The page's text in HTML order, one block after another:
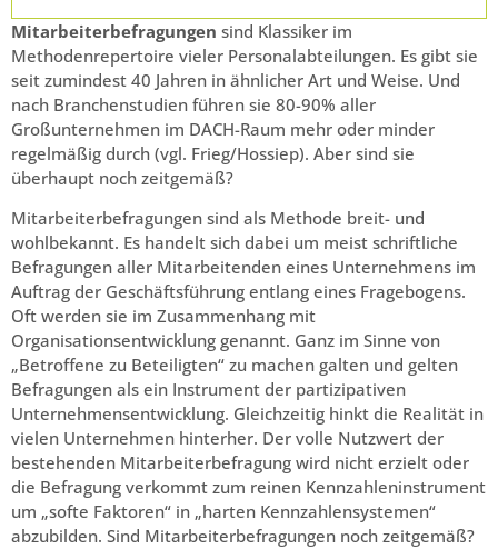
Mitarbeiterbefragungen sind Klassiker im
Methodenrepertoire vieler Personalabteilungen. Es gibt sie
seit zumindest 40 Jahren in ähnlicher Art und Weise. Und
nach Branchenstudien führen sie 80-90% aller
Großunternehmen im DACH-Raum mehr oder minder
regelmäßig durch (vgl. Frieg/Hossiep). Aber sind sie
überhaupt noch zeitgemäß?
Mitarbeiterbefragungen sind als Methode breit- und
wohlbekannt. Es handelt sich dabei um meist schriftliche
Befragungen aller Mitarbeitenden eines Unternehmens im
Auftrag der Geschäftsführung entlang eines Fragebogens.
Oft werden sie im Zusammenhang mit
Organisationsentwicklung genannt. Ganz im Sinne von
„Betroffene zu Beteiligten“ zu machen galten und gelten
Befragungen als ein Instrument der partizipativen
Unternehmensentwicklung. Gleichzeitig hinkt die Realität in
vielen Unternehmen hinterher. Der volle Nutzwert der
bestehenden Mitarbeiterbefragung wird nicht erzielt oder
die Befragung verkommt zum reinen Kennzahleninstrument
um „softe Faktoren“ in „harten Kennzahlensystemen“
abzubilden. Sind Mitarbeiterbefragungen noch zeitgemäß?